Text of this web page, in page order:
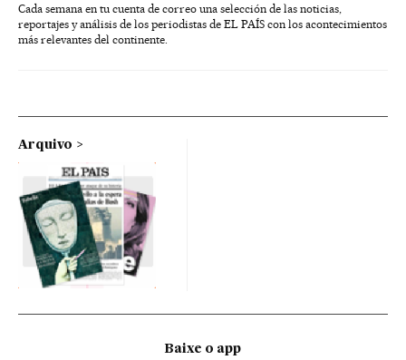
Cada semana en tu cuenta de correo una selección de las noticias,
reportajes y análisis de los periodistas de EL PAÍS con los acontecimientos
más relevantes del continente.
Arquivo
Baixe o app